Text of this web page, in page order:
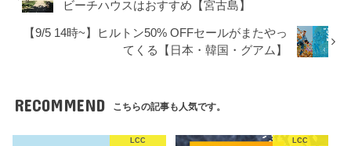
ビーチハウスはおすすめ【宮古島】
【9/5 14時~】ヒルトン50% OFFセールがまたやっ
てくる【日本・韓国・グアム】
RECOMMEND こちらの記事も人気です。
LCC LCC